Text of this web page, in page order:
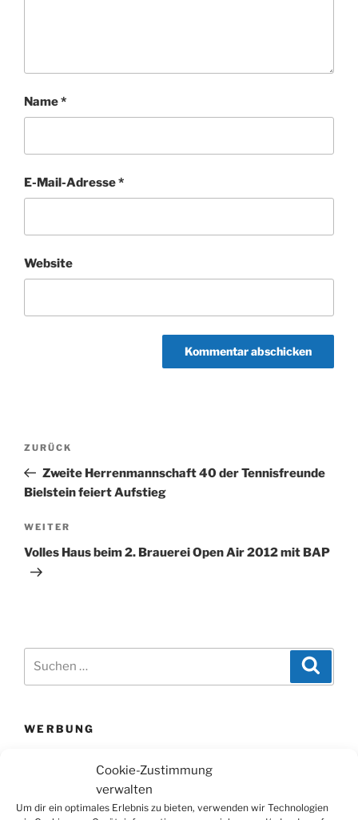
Cookie-Zustimmung
verwalten
Um dir ein optimales Erlebnis zu bieten, verwenden wir Technologien
Name*
E-Mail-Adresse*
Website
Beitragsnavigation
Vorheriger
Beitrag
ZURÜCK
Zweite Herrenmannschaft 40 der Tennisfreunde
Bielstein feiert Aufstieg
Nächster
Beitrag
WEITER
Volles Haus beim 2. Brauerei Open Air 2012 mit BAP
WERBUNG